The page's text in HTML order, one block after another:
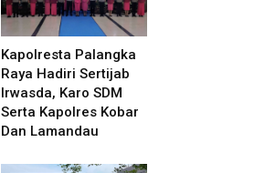
Kapolresta Palangka
Raya Hadiri Sertijab
Irwasda, Karo SDM
Serta Kapolres Kobar
Dan Lamandau